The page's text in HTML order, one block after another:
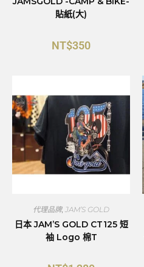
貼紙(大)
NT$350
代理品牌, JAM’S GOLD
日本 JAM’S GOLD CT125 短
袖 Logo 棉T